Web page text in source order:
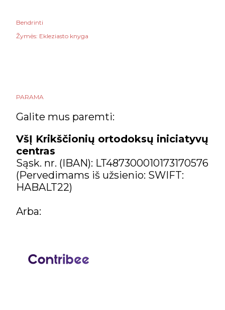
Bendrinti
Žymės: Ekleziasto knyga
PARAMA
Galite mus paremti:
VšĮ Krikščionių ortodoksų iniciatyvų
centras
Sąsk. nr. (IBAN): LT487300010173170576
(Pervedimams iš užsienio: SWIFT:
HABALT22)
Arba: